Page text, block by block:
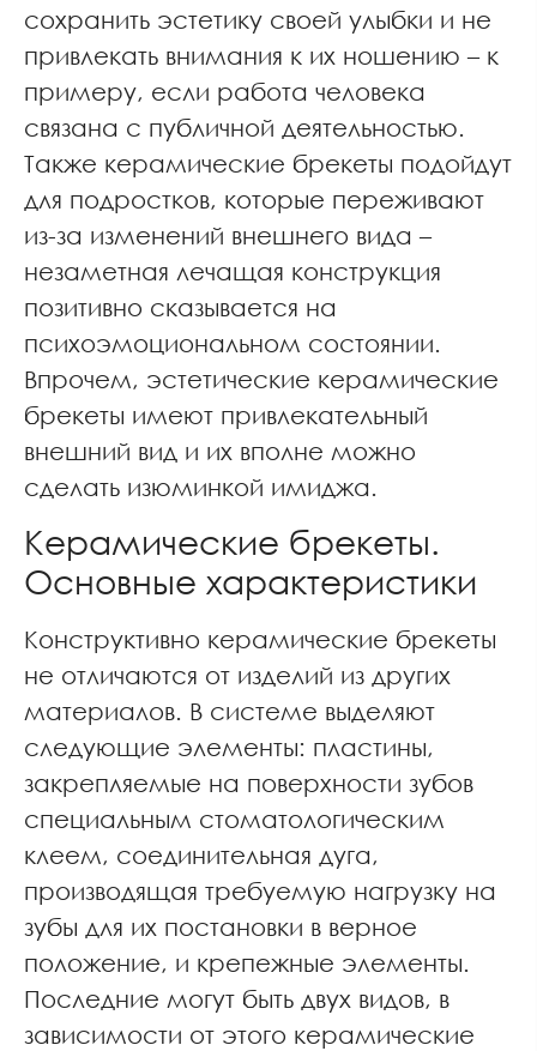
сохранить эстетику своей улыбки и не
привлекать внимания к их ношению – к
примеру, если работа человека
связана с публичной деятельностью.
Также керамические брекеты подойдут
для подростков, которые переживают
из-за изменений внешнего вида –
незаметная лечащая конструкция
позитивно сказывается на
психоэмоциональном состоянии.
Впрочем, эстетические керамические
брекеты имеют привлекательный
внешний вид и их вполне можно
сделать изюминкой имиджа.
Керамические брекеты.
Основные характеристики
Конструктивно керамические брекеты
не отличаются от изделий из других
материалов. В системе выделяют
следующие элементы: пластины,
закрепляемые на поверхности зубов
специальным стоматологическим
клеем, соединительная дуга,
производящая требуемую нагрузку на
зубы для их постановки в верное
положение, и крепежные элементы.
Последние могут быть двух видов, в
зависимости от этого керамические